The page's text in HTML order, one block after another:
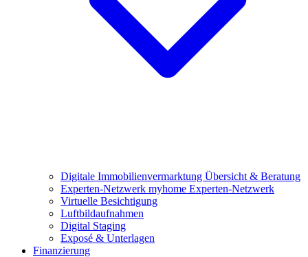
Digitale Immobilienvermarktung Übersicht & Beratung
Experten-Netzwerk myhome Experten-Netzwerk
Virtuelle Besichtigung
Luftbildaufnahmen
Digital Staging
Exposé & Unterlagen
Finanzierung